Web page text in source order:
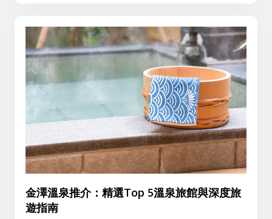
金澤溫泉推介：精選Top 5溫泉旅館與深度旅
遊指南